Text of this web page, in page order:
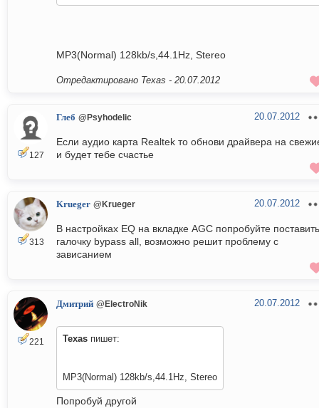
MP3(Normal) 128kb/s,44.1Hz, Stereo
Отредактировано Texas - 20.07.2012
127
Глеб @Psyhodelic 20.07.2012
Если аудио карта Realtek то обнови драйвера на
и будет тебе счастье
313
Krueger @Krueger 20.07.2012
В настройках EQ на вкладке AGC попробуйте поставить
галочку bypass all, возможно решит проблему с
зависанием
221
Дмитрий @ElectroNik 20.07.2012
Texas пишет:
MP3(Normal) 128kb/s,44.1Hz, Stereo
Попробуй другой